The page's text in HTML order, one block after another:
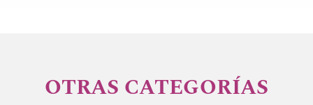
OTRAS CATEGORÍAS